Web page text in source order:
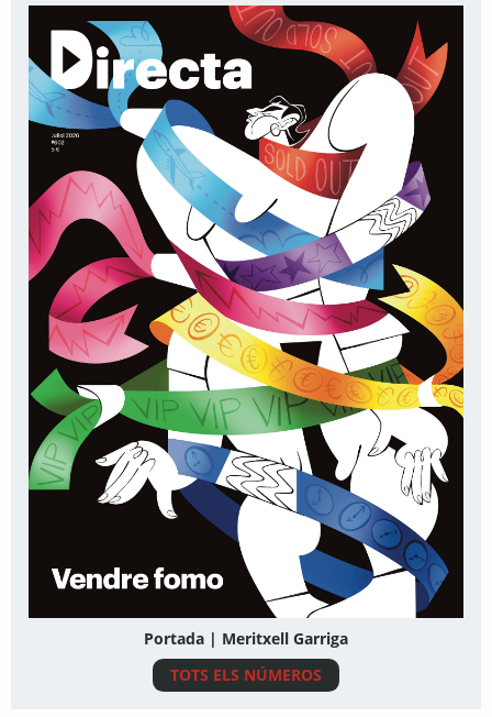
Portada | Meritxell Garriga
TOTS ELS NÚMEROS